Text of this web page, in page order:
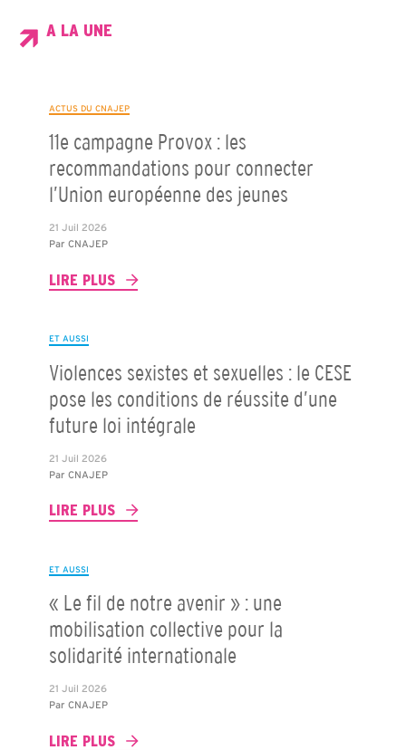
A LA UNE
ACTUS DU CNAJEP
11e campagne Provox : les
recommandations pour connecter
l’Union européenne des jeunes
21 Juil 2026
Par CNAJEP
LIRE PLUS
ET AUSSI
Violences sexistes et sexuelles : le CESE
pose les conditions de réussite d’une
future loi intégrale
21 Juil 2026
Par CNAJEP
LIRE PLUS
ET AUSSI
« Le fil de notre avenir » : une
mobilisation collective pour la
solidarité internationale
21 Juil 2026
Par CNAJEP
LIRE PLUS